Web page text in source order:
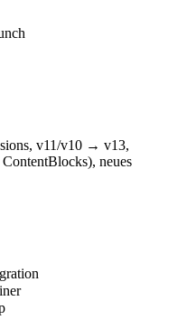
v11/v10 → v13,
neues